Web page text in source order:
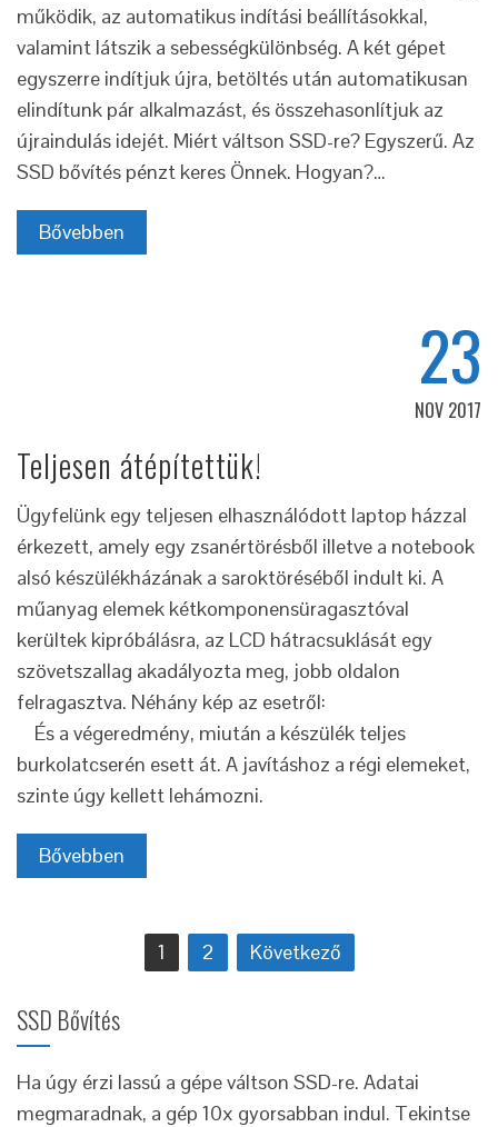
működik, az automatikus indítási beállításokkal,
valamint látszik a sebességkülönbség. A két gépet
egyszerre indítjuk újra, betöltés után automatikusan
elindítunk pár alkalmazást, és összehasonlítjuk az
újraindulás idejét. Miért váltson SSD-re? Egyszerű. Az
SSD bővítés pénzt keres Önnek. Hogyan?…
Bővebben
23
NOV 2017
Teljesen átépítettük!
Ügyfelünk egy teljesen elhasználódott laptop házzal
érkezett, amely egy zsanértörésből illetve a notebook
alsó készülékházának a saroktöréséből indult ki. A
műanyag elemek kétkomponensüragasztóval
kerültek kipróbálásra, az LCD hátracsuklását egy
szövetszallag akadályozta meg, jobb oldalon
felragasztva. Néhány kép az esetről:
És a végeredmény, miután a készülék teljes
burkolatcserén esett át. A javításhoz a régi elemeket,
szinte úgy kellett lehámozni.
Bővebben
1 2 Következő
SSD Bővítés
Ha úgy érzi lassú a gépe váltson SSD-re. Adatai
megmaradnak, a gép 10x gyorsabban indul. Tekintse